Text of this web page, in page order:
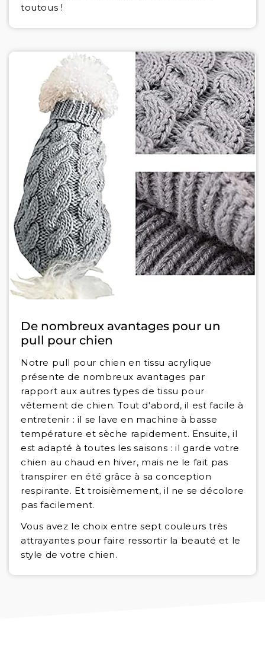
toutous !
De nombreux avantages pour un
pull pour chien
Notre pull pour chien en tissu acrylique
présente de nombreux avantages par
rapport aux autres types de tissu pour
vêtement de chien. Tout d'abord, il est facile à
entretenir : il se lave en machine à basse
température et sèche rapidement. Ensuite, il
est adapté à toutes les saisons : il garde votre
chien au chaud en hiver, mais ne le fait pas
transpirer en été grâce à sa conception
respirante. Et troisièmement, il ne se décolore
pas facilement.
Vous avez le choix entre sept couleurs très
attrayantes pour faire ressortir la beauté et le
style de votre chien.